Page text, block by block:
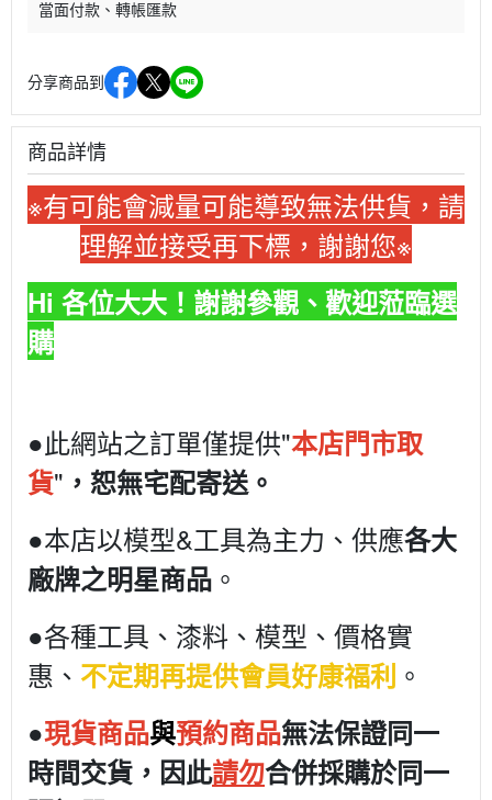
當面付款
轉帳匯款
分享商品到
商品詳情
※有可能會減量可能導致無法供貨，請
理解並接受再下標，謝謝您※
Hi 各位大大！謝謝參觀、歡迎蒞臨選
購
●此網站之訂單僅提供"本店門市取
貨" ，恕無宅配寄送。
●本店以模型&工具為主力、供應各大
廠牌之明星商品 。
●各種工具、漆料、模型、價格實
惠、 不定期再提供會員好康福利 。
●現貨商品與預約商品無法保證同一
時間交貨，因此請勿合併採購於同一